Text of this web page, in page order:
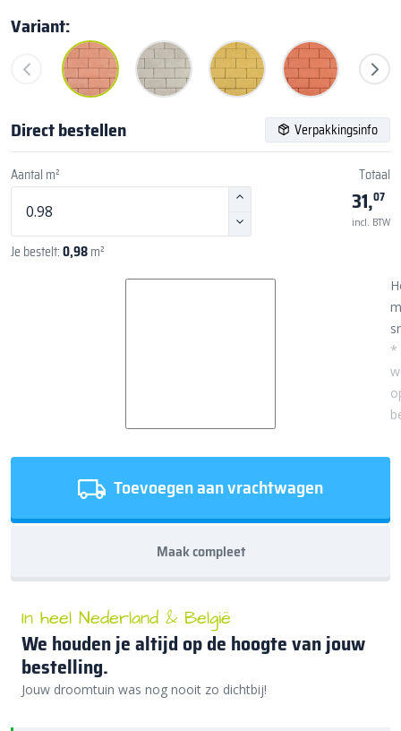
Variant:
Direct bestellen Verpakkingsinfo
Aantal m²
Je bestelt:0,98m²
Totaal
31,07
incl. BTW
*
Toevoegen aan vrachtwagen
Maak compleet
In heel Nederland & België
We houden je altijd op de hoogte van jouw
bestelling.
Jouw droomtuin was nog nooit zo dichtbij!